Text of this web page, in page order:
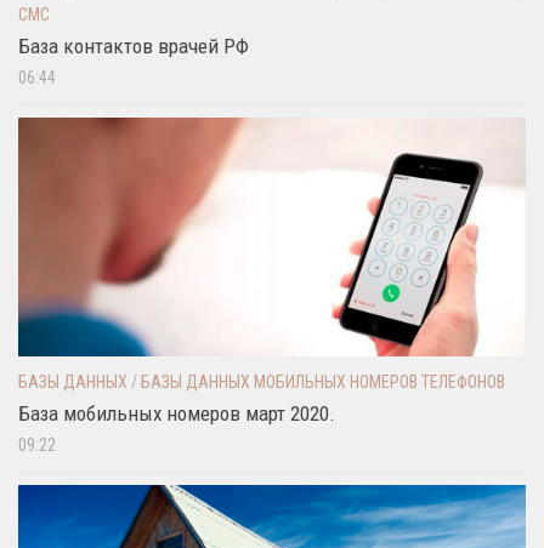
СМС
База контактов врачей РФ
06:44
БАЗЫ ДАННЫХ / БАЗЫ ДАННЫХ МОБИЛЬНЫХ НОМЕРОВ ТЕЛЕФОНОВ
База мобильных номеров март 2020.
09:22